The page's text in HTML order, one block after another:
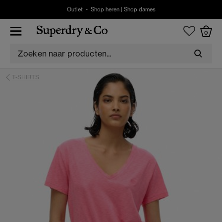
Outlet - Shop heren| Shop dames
0
T-SHIRTS